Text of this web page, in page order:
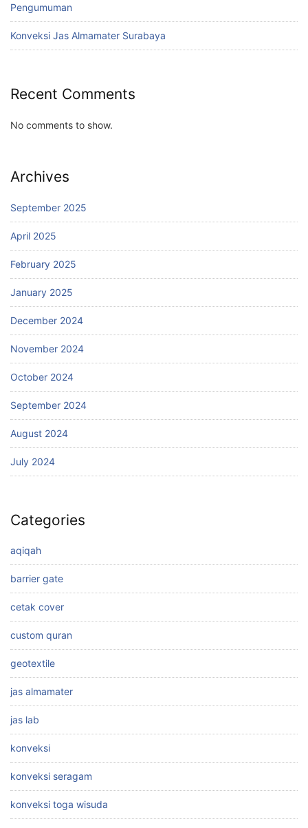
Pengumuman
Konveksi Jas Almamater Surabaya
Recent Comments
No comments to show.
Archives
September 2025
April 2025
February 2025
January 2025
December 2024
November 2024
October 2024
September 2024
August 2024
July 2024
Categories
aqiqah
barrier gate
cetak cover
custom quran
geotextile
jas almamater
jas lab
konveksi
konveksi seragam
konveksi toga wisuda